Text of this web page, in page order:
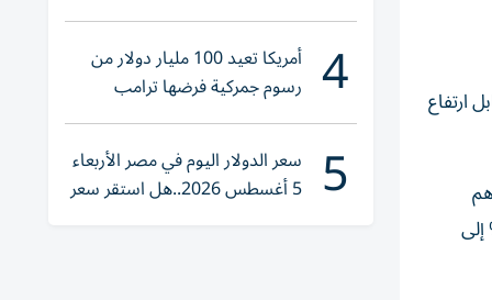
رأس الخيمة الوطني 0.1% إلى 9.24 درهم، مقابل ارتفاع
مقابل نزول آيبيكس 2.27% إلى 3.45 درهم
5.93 درهم وألفا ظبي 0.37% إلى 8.02 درهم وموانئ أبوظبي 0.21% إلى
ولا إصابات
4 أمريكا تعيد 100 مليار دولار من
رسوم جمركية فرضها ترامب
5 سعر الدولار اليوم في مصر الأربعاء
5 أغسطس 2026..هل استقر سعر